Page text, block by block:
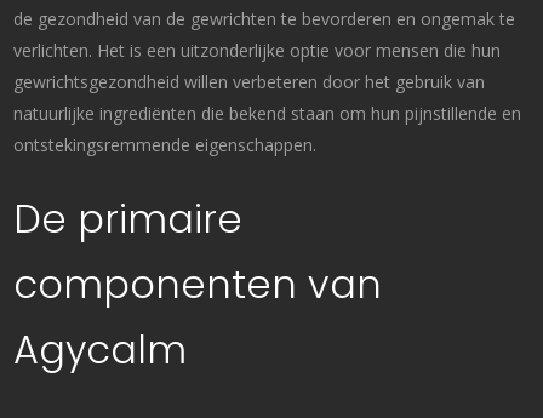
de gezondheid van de gewrichten te bevorderen en ongemak te
verlichten. Het is een uitzonderlijke optie voor mensen die hun
gewrichtsgezondheid willen verbeteren door het gebruik van
natuurlijke ingrediënten die bekend staan om hun pijnstillende en
ontstekingsremmende eigenschappen.
De primaire
componenten van
Agycalm